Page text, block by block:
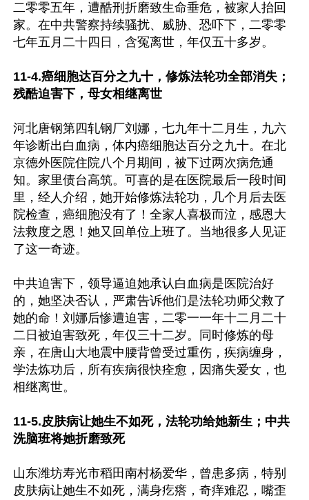
二零零五年，遭酷刑折磨致生命垂危，被家人抬回
家。在中共警察持续骚扰、威胁、恐吓下，二零零
七年五月二十四日，含冤离世，年仅五十多岁。
11-4.癌细胞达百分之九十，修炼法轮功全部消失；
残酷迫害下，母女相继离世
河北唐钢第四轧钢厂刘娜，七九年十二月生，九六
年诊断出白血病，体内癌细胞达百分之九十。在北
京德外医院住院八个月期间，被下过两次病危通
知。家里债台高筑。可喜的是在医院最后一段时间
里，经人介绍，她开始修炼法轮功，几个月后去医
院检查，癌细胞没有了！全家人喜极而泣，感恩大
法救度之恩！她又回单位上班了。当地很多人见证
了这一奇迹。
中共迫害下，领导逼迫她承认白血病是医院治好
的，她坚决否认，严肃告诉他们是法轮功师父救了
她的命！刘娜后惨遭迫害，二零一一年十二月二十
二日被迫害致死，年仅三十二岁。同时修炼的母
亲，在唐山大地震中腰背曾受过重伤，疾病缠身，
学法炼功后，所有疾病很快痊愈，因痛失爱女，也
相继离世。
11-5.皮肤病让她生不如死，法轮功给她新生；中共
洗脑班将她折磨致死
山东潍坊寿光市稻田南村杨爱华，曾患多病，特别
皮肤病让她生不如死，满身疙瘩，奇痒难忍，嘴歪